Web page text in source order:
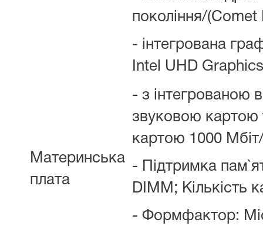
покоління/(Comet
- інтегрована
Intel UHD
Материнська
плата
- з інтегрованою
звуковою
картою 1000
- Підтримка
DIMM; Кількість
- Формфактор: